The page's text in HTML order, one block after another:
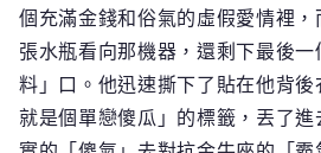
個充滿金錢和俗氣的虛假愛情裡，
張水瓶看向那機器，還剩下最後
料」口。他迅速撕下了貼在他背
就是個單戀傻瓜」的標籤，丟了